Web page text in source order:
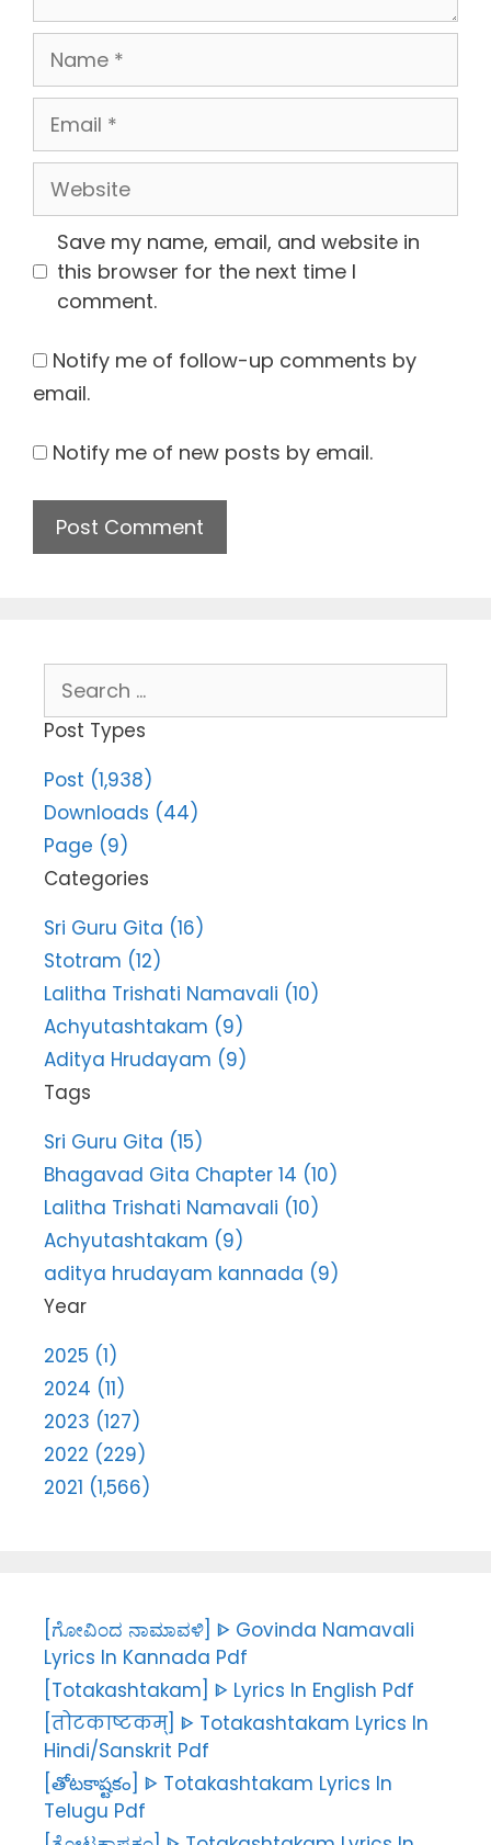
Name
Email
Website
Save my name, email, and website in
this browser for the next time I
comment.
Notify me of follow-up comments by
email.
Notify me of new posts by email.
for:
Post Types
Post (1,938)
Downloads (44)
Page (9)
Categories
Sri Guru Gita (16)
Stotram (12)
Lalitha Trishati Namavali (10)
Achyutashtakam (9)
Aditya Hrudayam (9)
Tags
Sri Guru Gita (15)
Bhagavad Gita Chapter 14 (10)
Lalitha Trishati Namavali (10)
Achyutashtakam (9)
aditya hrudayam kannada (9)
Year
2025 (1)
2024 (11)
2023 (127)
2022 (229)
2021 (1,566)
[ಗೋವಿಂದ ನಾಮಾವಳಿ] ᐈ Govinda Namavali
Lyrics In Kannada Pdf
[Totakashtakam] ᐈ Lyrics In English Pdf
[तोटकाष्टकम्] ᐈ Totakashtakam Lyrics In
Hindi/Sanskrit Pdf
[తోటకాష్టకం] ᐈ Totakashtakam Lyrics In
Telugu Pdf